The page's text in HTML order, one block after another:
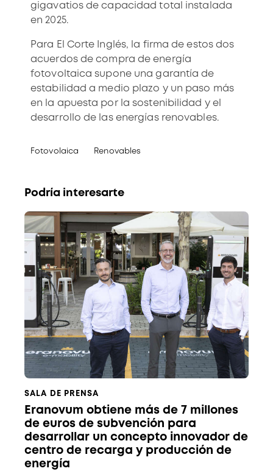
gigavatios de capacidad total instalada
en 2025.
Para El Corte Inglés, la firma de estos dos
acuerdos de compra de energía
fotovoltaica supone una garantía de
estabilidad a medio plazo y un paso más
en la apuesta por la sostenibilidad y el
desarrollo de las energías renovables.
Fotovolaica Renovables
Podría interesarte
SALA DE PRENSA
Eranovum obtiene más de 7 millones
de euros de subvención para
desarrollar un concepto innovador de
centro de recarga y producción de
energía